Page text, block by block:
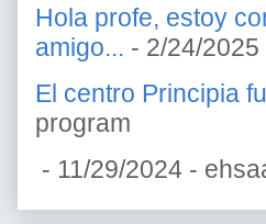
Hola profe, estoy
amigo... - 2/24/2025
El centro Principia
program
- 11/29/2024 -